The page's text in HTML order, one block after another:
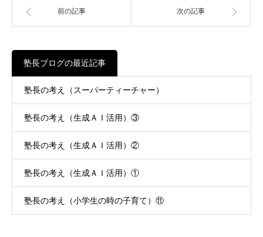
前の記事 次の記事
塾長ブログの最近記事
塾長の考え（スーパーティーチャー）
塾長の考え（生成ＡＩ活用）③
塾長の考え（生成ＡＩ活用）②
塾長の考え（生成ＡＩ活用）①
塾長の考え（小学生の時の子育て）⑪